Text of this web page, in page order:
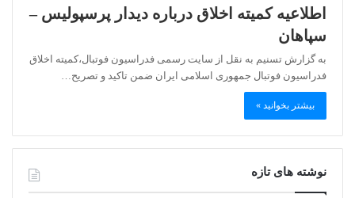
اطلاعیه کمیته اخلاق درباره دیدار پرسپولیس –
سپاهان
به گزارش تسنیم به نقل از سایت رسمی فدراسیون فوتبال،کمیته اخلاق
فدراسیون فوتبال جمهوری اسلامی ایران‌ ضمن تاکید و تصریح…
بیشتر بخوانید »
نوشته های تازه